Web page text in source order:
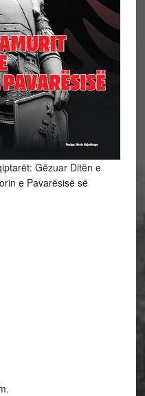
Gëzuar Ditën e
e Pavarësisë së